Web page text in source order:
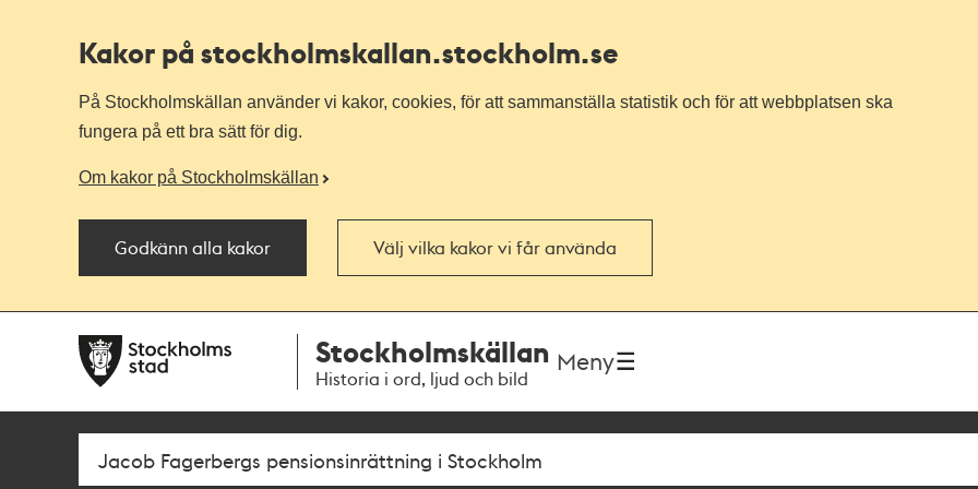
Kakor på stockholmskallan.stockholm.se
På Stockholmskällan använder vi kakor, cookies, för att sammanställa statistik och för att webbplatsen ska
fungera på ett bra sätt för dig.
Om kakor på Stockholmskällan
Godkänn alla kakor Välj vilka kakor vi får använda
navigationen
huvudinnehållet
Stockholmskällan
Historia i ord, ljud och bild
Meny
Sök